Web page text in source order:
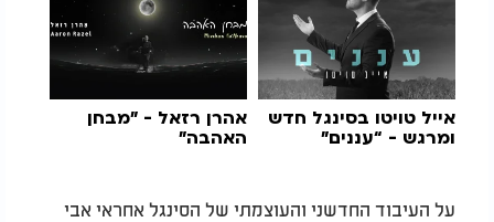
אייל טויטו בסינגל חדש
ומרגש - “עננים”
אהרן רזאל - "מבחן
האהבה"
על העיבוד החדשני והעוצמתי של הסינגל אחראי אבי